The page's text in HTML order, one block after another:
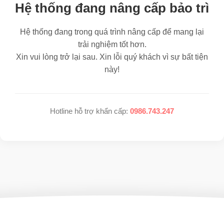
Hệ thống đang nâng cấp bảo trì
Hệ thống đang trong quá trình nâng cấp để mang lại
trải nghiệm tốt hơn.
Xin vui lòng trở lại sau. Xin lỗi quý khách vì sự bất tiện
này!
Hotline hỗ trợ khẩn cấp: 0986.743.247